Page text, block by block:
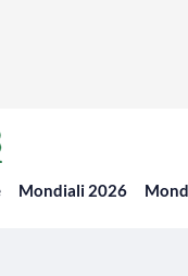
Mondiali 2026